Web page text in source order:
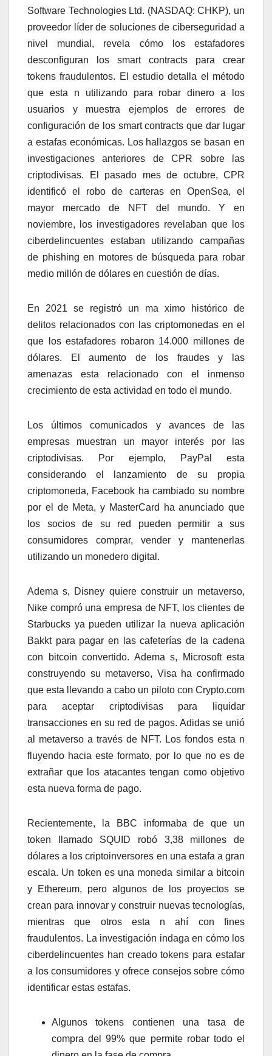
Software Technologies Ltd. (NASDAQ: CHKP), un
proveedor líder de soluciones de ciberseguridad a
nivel mundial, revela cómo los estafadores
desconfiguran los smart contracts para crear
tokens fraudulentos. El estudio detalla el método
que esta n utilizando para robar dinero a los
usuarios y muestra ejemplos de errores de
configuración de los smart contracts que dar lugar
a estafas económicas. Los hallazgos se basan en
investigaciones anteriores de CPR sobre las
criptodivisas. El pasado mes de octubre, CPR
identificó el robo de carteras en OpenSea, el
mayor mercado de NFT del mundo. Y en
noviembre, los investigadores revelaban que los
ciberdelincuentes estaban utilizando campañas
de phishing en motores de búsqueda para robar
medio millón de dólares en cuestión de días.
En 2021 se registró un ma ximo histórico de
delitos relacionados con las criptomonedas en el
que los estafadores robaron 14.000 millones de
dólares. El aumento de los fraudes y las
amenazas esta relacionado con el inmenso
crecimiento de esta actividad en todo el mundo.
Los últimos comunicados y avances de las
empresas muestran un mayor interés por las
criptodivisas. Por ejemplo, PayPal esta
considerando el lanzamiento de su propia
criptomoneda, Facebook ha cambiado su nombre
por el de Meta, y MasterCard ha anunciado que
los socios de su red pueden permitir a sus
consumidores comprar, vender y mantenerlas
utilizando un monedero digital.
Adema s, Disney quiere construir un metaverso,
Nike compró una empresa de NFT, los clientes de
Starbucks ya pueden utilizar la nueva aplicación
Bakkt para pagar en las cafeterías de la cadena
con bitcoin convertido. Adema s, Microsoft esta
construyendo su metaverso, Visa ha confirmado
que esta llevando a cabo un piloto con Crypto.com
para aceptar criptodivisas para liquidar
transacciones en su red de pagos. Adidas se unió
al metaverso a través de NFT. Los fondos esta n
fluyendo hacia este formato, por lo que no es de
extrañar que los atacantes tengan como objetivo
esta nueva forma de pago.
Recientemente, la BBC informaba de que un
token llamado SQUID robó 3,38 millones de
dólares a los criptoinversores en una estafa a gran
escala. Un token es una moneda similar a bitcoin
y Ethereum, pero algunos de los proyectos se
crean para innovar y construir nuevas tecnologías,
mientras que otros esta n ahí con fines
fraudulentos. La investigación indaga en cómo los
ciberdelincuentes han creado tokens para estafar
a los consumidores y ofrece consejos sobre cómo
identificar estas estafas.
Algunos tokens contienen una tasa de
compra del 99% que permite robar todo el